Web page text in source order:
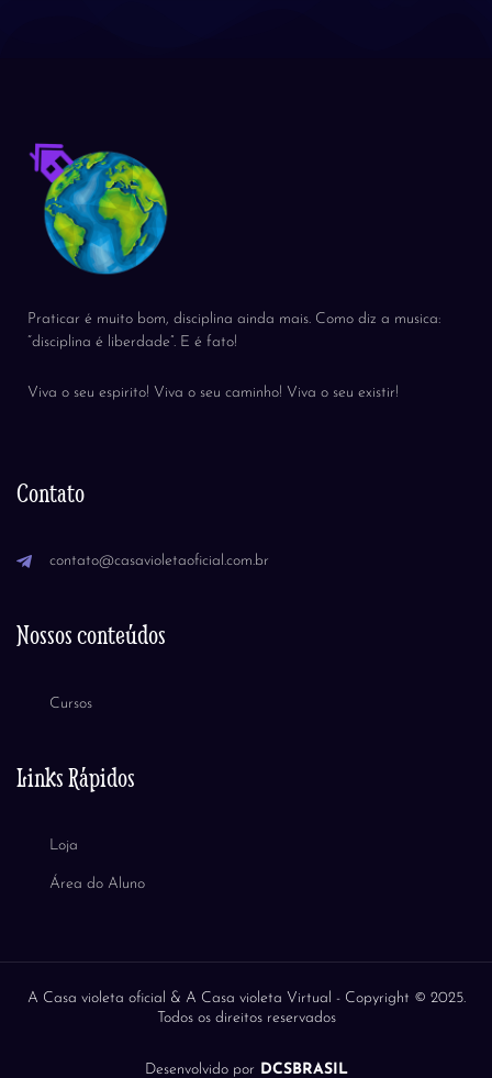
Praticar é muito bom, disciplina ainda mais. Como diz a musica:
“disciplina é liberdade”. E é fato!
Viva o seu espirito! Viva o seu caminho! Viva o seu existir!
Contato
contato@casavioletaoficial.com.br
Nossos conteúdos
Cursos
Links Rápidos
Loja
Área do Aluno
A Casa violeta oficial & A Casa violeta Virtual - Copyright © 2025.
Todos os direitos reservados
Desenvolvido porDCSBRASIL